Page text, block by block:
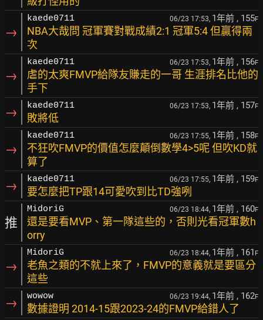
→
kaede0711 06/23 17:53, 1年前 , 155F
NBA大哉問 冠軍賽對戰成績2:1 冠軍5:4 但贏得兩
次
→
kaede0711 06/23 17:53, 1年前 , 156F
虐的太爽FMVP給隊友賺走的一哥 生涯排名比他的
手下
→ kaede0711 06/23 17:53, 1年前 , 157F
敗將低
→
kaede0711 06/23 17:55, 1年前 , 158F
不狂吹FMVP的價值怎麼顛倒數學4>5呢 但吹KD就
算了
→ kaede0711 06/23 17:55, 1年前 , 159F
要怎麼把TP跟14可愛吹到比TD強咧
推
MidoriG 06/23 18:44, 1年前 , 160F
還是要看MVP、第一隊這些的，否則光看冠軍數h
orry
→
MidoriG 06/23 18:44, 1年前 , 161 F
老魚之類的不就上來了，FMVP的意義就是要區分
這些
→ wowow 06/23 19:44, 1年前 , 162F
數據證明 2014-15跟2023-24的FMVP給錯人了